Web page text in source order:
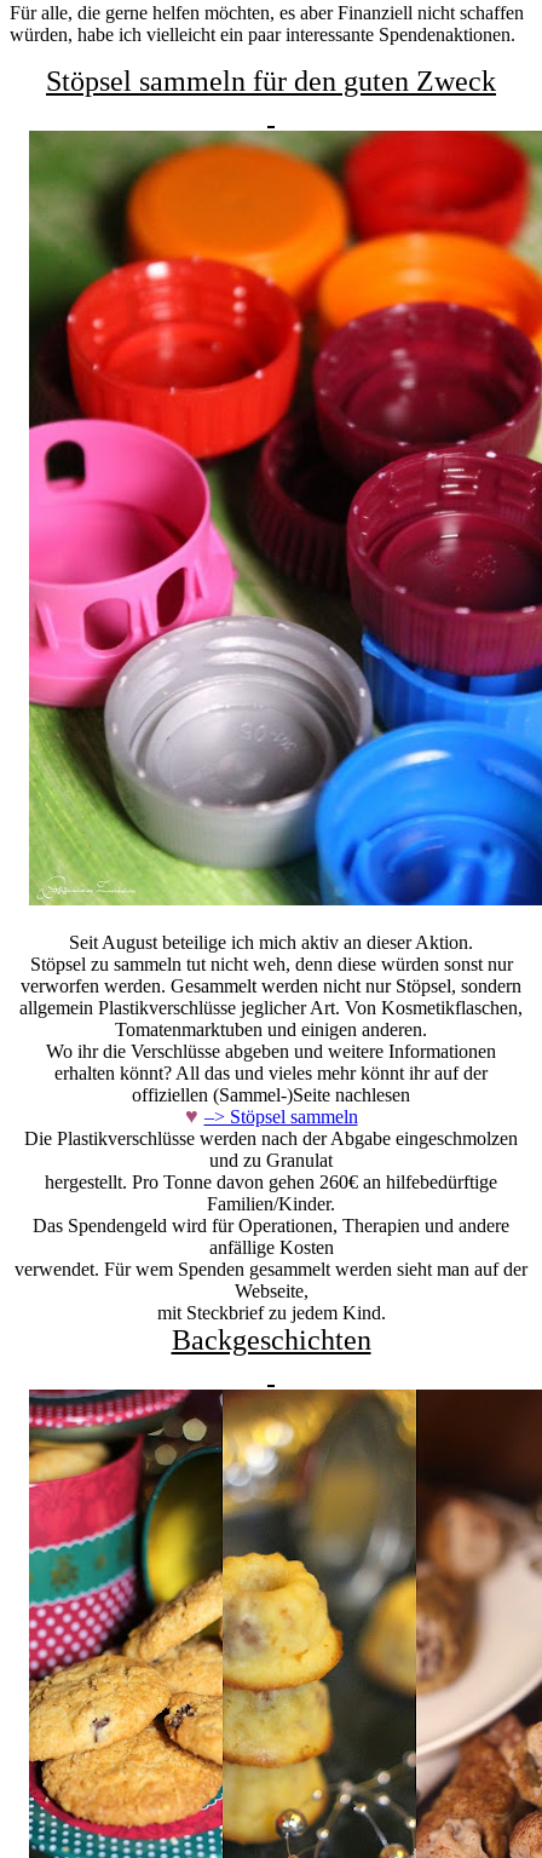
Für alle, die gerne helfen möchten, es aber Finanziell nicht schaffen
würden, habe ich vielleicht ein paar interessante Spendenaktionen.
Stöpsel sammeln für den guten Zweck
Seit August beteilige ich mich aktiv an dieser Aktion.
Stöpsel zu sammeln tut nicht weh, denn diese würden sonst nur
verworfen werden. Gesammelt werden nicht nur Stöpsel, sondern
allgemein Plastikverschlüsse jeglicher Art. Von Kosmetikflaschen,
Tomatenmarktuben und einigen anderen.
Wo ihr die Verschlüsse abgeben und weitere Informationen
erhalten könnt? All das und vieles mehr könnt ihr auf der
offiziellen (Sammel-)Seite nachlesen
♥ –> Stöpsel sammeln
Die Plastikverschlüsse werden nach der Abgabe eingeschmolzen
und zu Granulat
hergestellt. Pro Tonne davon gehen 260€ an hilfebedürftige
Familien/Kinder.
Das Spendengeld wird für Operationen, Therapien und andere
anfällige Kosten
verwendet. Für wem Spenden gesammelt werden sieht man auf der
Webseite,
mit Steckbrief zu jedem Kind.
Backgeschichten